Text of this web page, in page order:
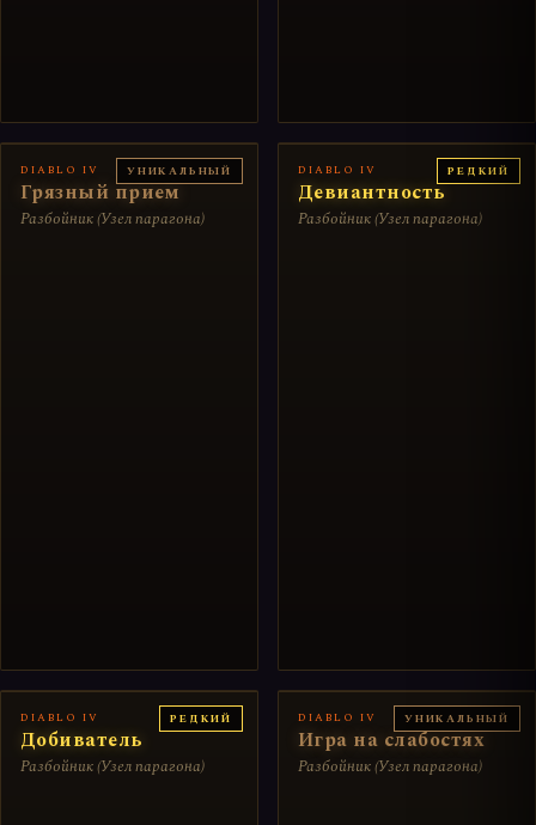
УНИКАЛЬНЫЙ
DIABLO IV
Грязный прием
Разбойник (Узел парагона)
РЕДКИЙ
DIABLO IV
Девиантность
Разбойник (Узел парагона)
РЕДКИЙ
DIABLO IV
Добиватель
Разбойник (Узел парагона)
УНИКАЛЬНЫЙ
DIABLO IV
Игра на слабостях
Разбойник (Узел парагона)